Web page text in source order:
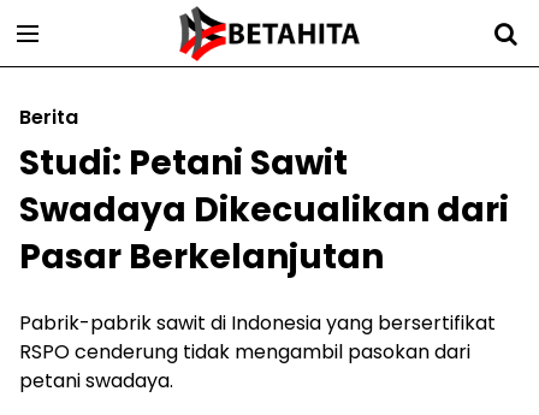
Berita
Studi: Petani Sawit
Swadaya Dikecualikan dari
Pasar Berkelanjutan
Pabrik-pabrik sawit di Indonesia yang bersertifikat
RSPO cenderung tidak mengambil pasokan dari
petani swadaya.